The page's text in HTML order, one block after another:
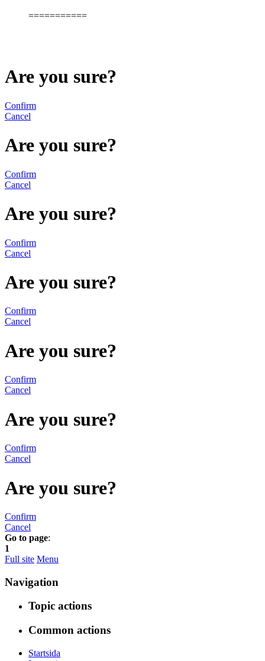
===========
Are you sure?
Confirm
Cancel
Are you sure?
Confirm
Cancel
Are you sure?
Confirm
Cancel
Are you sure?
Confirm
Cancel
Are you sure?
Confirm
Cancel
Are you sure?
Confirm
Cancel
Are you sure?
Confirm
Cancel
Go to page:
1
Full site Menu
Navigation
Topic actions
Common actions
Startsida